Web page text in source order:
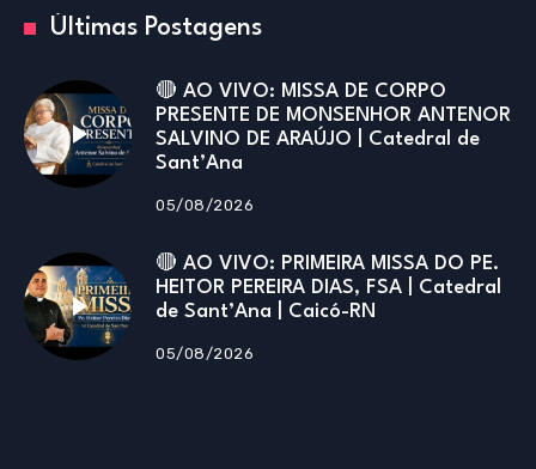
Últimas Postagens
🔴 AO VIVO: MISSA DE CORPO
PRESENTE DE MONSENHOR ANTENOR
SALVINO DE ARAÚJO | Catedral de
Sant’Ana
05/08/2026
🔴 AO VIVO: PRIMEIRA MISSA DO PE.
HEITOR PEREIRA DIAS, FSA | Catedral
de Sant’Ana | Caicó-RN
05/08/2026